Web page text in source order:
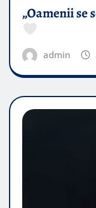
„Oamenii se
admin